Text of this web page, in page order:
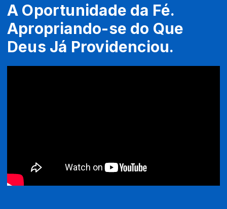
A Oportunidade da Fé.
Apropriando-se do Que
Deus Já Providenciou.